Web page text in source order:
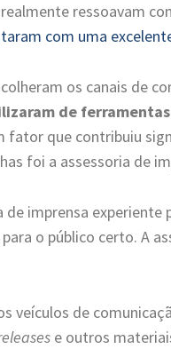
ressoavam
com uma
os canais de
de
fator que contribuiu
foi a assessoria de
de imprensa
o público certo. A
veículos de
e outros